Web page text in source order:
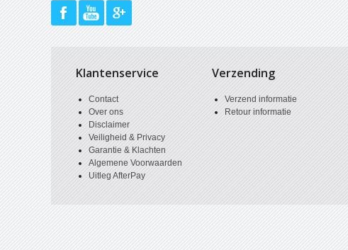
Klantenservice
Contact
Over ons
Disclaimer
Veiligheid & Privacy
Garantie & Klachten
Algemene Voorwaarden
Uitleg AfterPay
Verzending
Verzend informatie
Retour informatie